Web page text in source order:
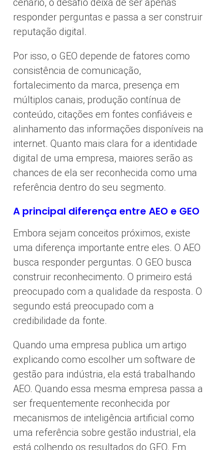
responder perguntas e passa a ser construir
reputação digital.
Por isso, o GEO depende de fatores como
consistência de comunicação,
fortalecimento da marca, presença em
múltiplos canais, produção contínua de
conteúdo, citações em fontes confiáveis e
alinhamento das informações disponíveis na
internet. Quanto mais clara for a identidade
digital de uma empresa, maiores serão as
chances de ela ser reconhecida como uma
referência dentro do seu segmento.
A principal diferença entre AEO e GEO
Embora sejam conceitos próximos, existe
uma diferença importante entre eles. O AEO
busca responder perguntas. O GEO busca
construir reconhecimento. O primeiro está
preocupado com a qualidade da resposta. O
segundo está preocupado com a
credibilidade da fonte.
Quando uma empresa publica um artigo
explicando como escolher um software de
gestão para indústria, ela está trabalhando
AEO. Quando essa mesma empresa passa a
ser frequentemente reconhecida por
mecanismos de inteligência artificial como
uma referência sobre gestão industrial, ela
está colhendo os resultados do GEO. Em